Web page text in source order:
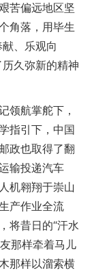
苦偏远地区坚
角落，用毕生
、乐观向
久弥新的精神
航掌舵下，
指引下，中国
政也取得了翻
输投递汽车
机翱翔于崇山
产作业全流
将昔日的“汗水
那样牵着马儿
那样以溜索横